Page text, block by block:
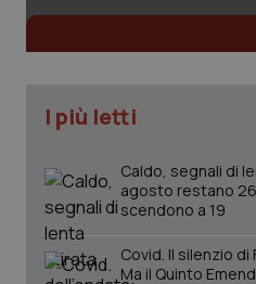
I più letti
Caldo, segnali di
agosto restano
scendono a 19
Covid. Il silenzio di
Ma il Quinto